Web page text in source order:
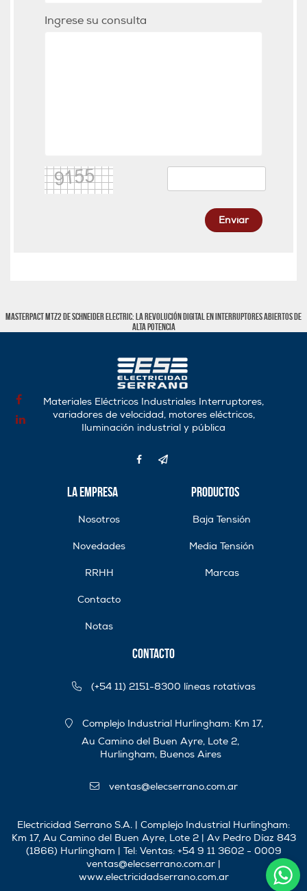
Ingrese su consulta
Enviar
MasterPact MTZ2 de Schneider Electric: La revolución digital en interruptores abiertos de
alta potencia
Materiales Eléctricos Industriales Interruptores,
variadores de velocidad, motores eléctricos,
Iluminación industrial y pública
La Empresa
Nosotros
Novedades
RRHH
Contacto
Notas
Productos
Baja Tensión
Media Tensión
Marcas
Contacto
(+54 11) 2151-8300 líneas rotativas
Complejo Industrial Hurlingham: Km 17,
Au Camino del Buen Ayre, Lote 2,
Hurlingham, Buenos Aires
ventas@elecserrano.com.ar
Electricidad Serrano S.A. | Complejo Industrial Hurlingham:
Km 17, Au Camino del Buen Ayre, Lote 2 | Av Pedro Díaz 843
(1866) Hurlingham | Tel: Ventas: +54 9 11 3602 - 0009
ventas@elecserrano.com.ar |
www.electricidadserrano.com.ar